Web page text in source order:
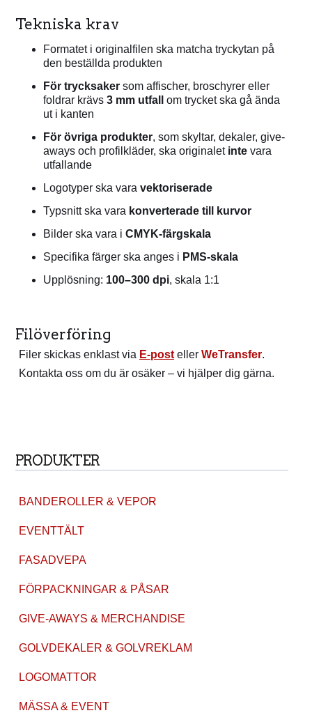
Tekniska krav
Formatet i originalfilen ska matcha tryckytan på
den beställda produkten
För trycksaker som affischer, broschyrer eller
foldrar krävs3 mm utfall
om trycket ska gå ända
ut i kanten
För övriga produkter, som skyltar, dekaler, give-
aways och profilkläder, ska originalet inte vara
utfallande
Logotyper ska varavektoriserade
Typsnitt ska vara konverterade till kurvor
Bilder ska vara iCMYK-färgskala
Specifika färger ska anges i PMS-skala
Upplösning: 100–300 dpi, skala 1:1
Filöverföring
Filer skickas enklast via E-post ellerWeTransfer.
Kontakta oss om du är osäker – vi hjälper dig gärna.
PRODUKTER
BANDEROLLER & VEPOR
EVENTTÄLT
FASADVEPA
FÖRPACKNINGAR & PÅSAR
GIVE-AWAYS & MERCHANDISE
GOLVDEKALER & GOLVREKLAM
LOGOMATTOR
MÄSSA & EVENT